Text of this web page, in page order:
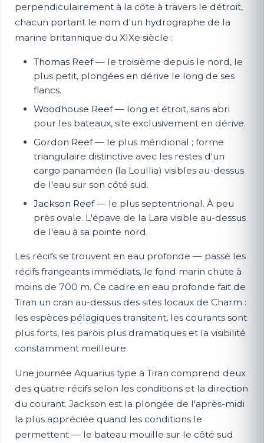
perpendiculairement à la côte à travers le détroit,
chacun portant le nom d'un hydrographe de la
marine britannique du XIXe siècle :
Thomas Reef— le troisième depuis le nord, le
plus petit, plongées en dérive le long de ses
flancs.
Woodhouse Reef— long et étroit, sans abri
pour les bateaux, site exclusivement en dérive.
Gordon Reef— le plus méridional ; forme
triangulaire distinctive avec les restes d'un
cargo panaméen (la Loullia) visibles au-dessus
de l'eau sur son côté sud.
Jackson Reef— le plus septentrional. À peu
près ovale. L'épave de la Lara visible au-dessus
de l'eau à sa pointe nord.
Les récifs se trouvent en eau profonde — passé les
récifs frangeants immédiats, le fond marin chute à
moins de 700 m. Ce cadre en eau profonde fait de
Tiran un cran au-dessus des sites locaux de Charm :
les espèces pélagiques transitent, les courants sont
plus forts, les parois plus dramatiques et la visibilité
constamment meilleure.
Une journée Aquarius type à Tiran comprend deux
des quatre récifs selon les conditions et la direction
du courant. Jackson est la plongée de l'après-midi
la plus appréciée quand les conditions le
permettent — le bateau mouille sur le côté sud